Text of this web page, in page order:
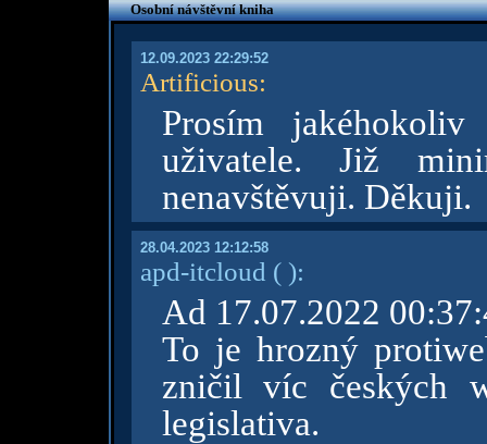
Osobní návštěvní kniha
12.09.2023 22:29:52
Artificious:
Prosím
uživatele. Již
nenavštěvuji. Děkuji.
28.04.2023 12:12:58
apd-itcloud ( ):
Ad 17.07.2022
To je hrozný
zničil víc českých
legislativa.